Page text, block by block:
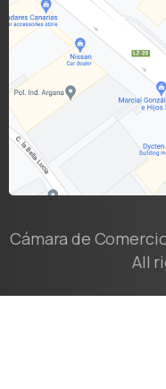
Cámara de
All